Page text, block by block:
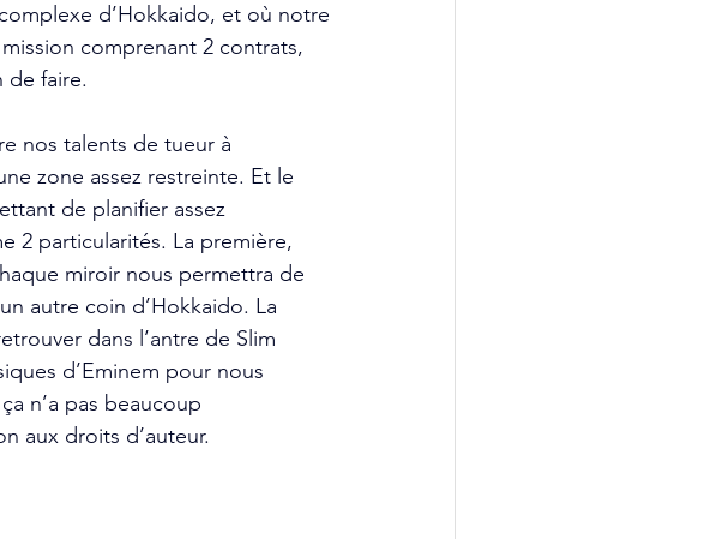
d’Hokkaido, et où notre
comprenant 2 contrats,
de faire.
nos talents de tueur à
zone assez restreinte. Et le
de planifier assez
2 particularités. La première,
miroir nous permettra de
autre coin d’Hokkaido. La
dans l’antre de Slim
d’Eminem pour nous
n’a pas beaucoup
aux droits d’auteur.